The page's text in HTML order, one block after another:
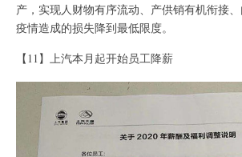
产，实现人财物有序流动、产供销有机衔接
疫情造成的损失降到最低限度。
【11】上汽本月起开始员工降薪